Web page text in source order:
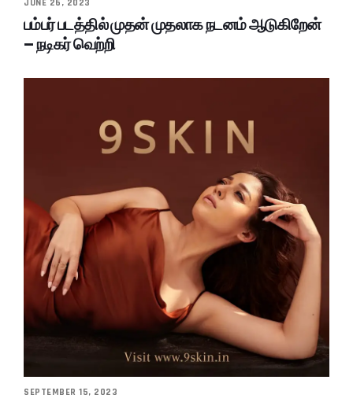
JUNE 26, 2023
பம்பர் படத்தில் முதன் முதலாக நடனம் ஆடுகிறேன்
– நடிகர் வெற்றி
SEPTEMBER 15, 2023